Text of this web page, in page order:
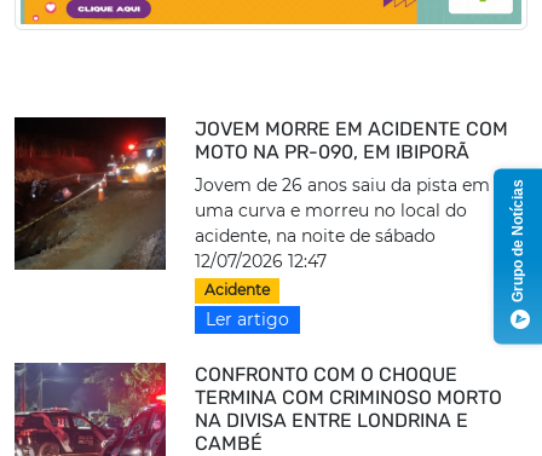
JOVEM MORRE EM ACIDENTE COM
MOTO NA PR-090, EM IBIPORÃ
Jovem de 26 anos saiu da pista em
uma curva e morreu no local do
acidente, na noite de sábado
12/07/2026 12:47
Acidente
Ler artigo
CONFRONTO COM O CHOQUE
TERMINA COM CRIMINOSO MORTO
NA DIVISA ENTRE LONDRINA E
CAMBÉ
Grupo de Notícias